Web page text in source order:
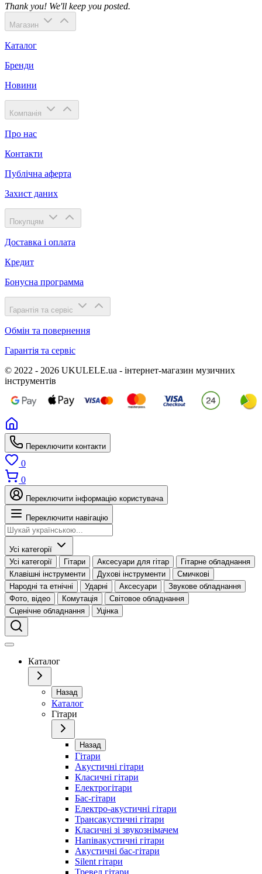
Thank you! We'll keep you posted.
Магазин
Каталог
Бренди
Новини
Компанія
Про нас
Контакти
Публічна аферта
Захист даних
Покупцям
Доставка і оплата
Кредит
Бонусна программа
Гарантія та сервіс
Обмін та повернення
Гарантія та сервіс
© 2022 - 2026 UKULELE.ua - інтернет-магазин музичних
інструментів
Переключити контакти
0
0
Переключити інформацію користувача
Переключити навігацію
Усі категорії
Усі категорії
Гітари Аксесуари для гітар
Гітарне обладнання
Клавішні інструменти
Духові інструменти
Смичкові
Народні та етнічні
Ударні Аксесуари
Звукове обладнання
Фото, відео
Комутація
Світовое обладнання
Сценічне обладнання
Уцінка
Каталог
Назад
Каталог
Гітари
Назад
Гітари
Акустичні гітари
Класичні гітари
Електрогітари
Бас-гітари
Електро-акустичні гітари
Трансакустичні гітари
Класичні зі звукознімачем
Напівакустичні гітари
Акустичні бас-гітари
Silent гітари
Тревел гітари